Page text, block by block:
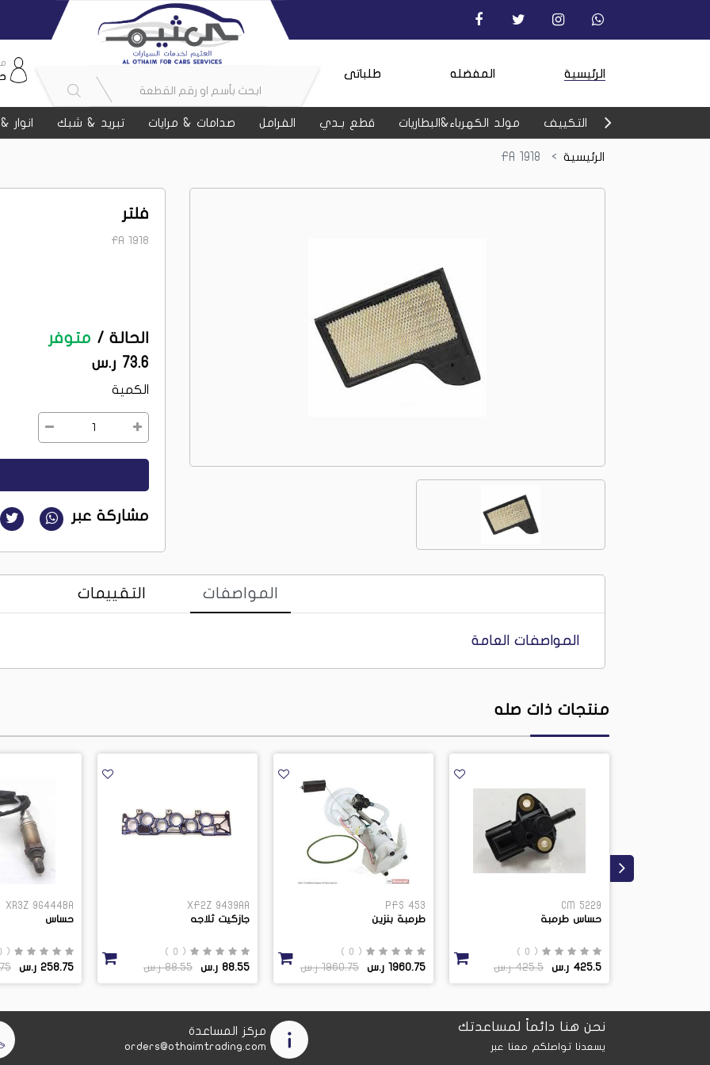
الرئيسية المفضله طلباتى
التكييف مولد الكهرباء&البطاريات قطع بـدي الفرامل صدامات & مرايات تبريد & شبك انوار
الرئيسية
فلتر
FA 1918
الحالة / متوفر
73.6 ر.س
الكمية
1
مشاركة عبر
المواصفات التقييمات
المواصفات العامة
منتجات ذات صله
XR3Z 9G444BA
حساس
( 0 )
258.75 ر.س
XF2Z 9439AA
جازكيت ثلاجه
( 0 )
88.55 ر.س 88.55 ر.س
PFS 453
طرمبة بنزين
( 0 )
1960.75 ر.س 1960.75 ر.س
CM 5229
حساس طرمبة
( 0 )
425.5 ر.س 425.5 ر.س
نحن هنا دائماً لمساعدتك
يسعدنا تواصلكم معنا عبر
مركز المساعدة
orders@othaimtrading.com